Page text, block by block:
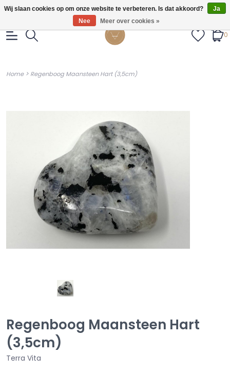
Gratis verzendig vanaf €55.
0
Home> Regenboog Maansteen Hart (3,5cm)
Regenboog Maansteen Hart
(3,5cm)
Terra Vita
Wij slaan cookies op om onze website te verbeteren. Is dat akkoord?
Ja
Nee
Meer over cookies »